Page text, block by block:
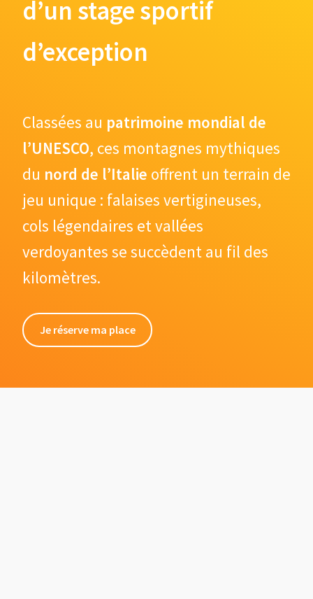
d’un stage sportif
d’exception
Classées au patrimoine mondial de
l’UNESCO, ces montagnes mythiques
du nord de l’Italie offrent un terrain de
jeu unique : falaises vertigineuses,
cols légendaires et vallées
verdoyantes se succèdent au fil des
kilomètres.
Je réserve ma place